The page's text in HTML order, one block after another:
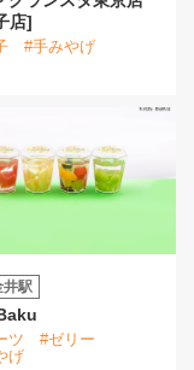
店]
#手みやげ
井駅
ツ
#ゼリー
げ